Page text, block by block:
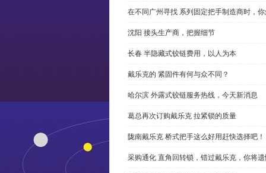
在不同广州寻找 系列固定把手制造商时，
沈阳 接头生产商，把握细节
长春 半隐藏式铰链费用，以人为本
戴乐克的 紧固件有何与众不同？
哈尔滨 外露式铰链服务热线，今天新消息
葛总再次订购戴乐克 拉紧锁的质量
陇南戴乐克 桥式把手这么好用赶快选择吧！
采购通化 直角回转锁，错过戴乐克，你将